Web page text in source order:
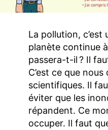
La pollution,
planète continue
passera-t-il ? Il
C’est ce que
scientifiques. Il
éviter que les
répandent. Ce
occuper. Il faut